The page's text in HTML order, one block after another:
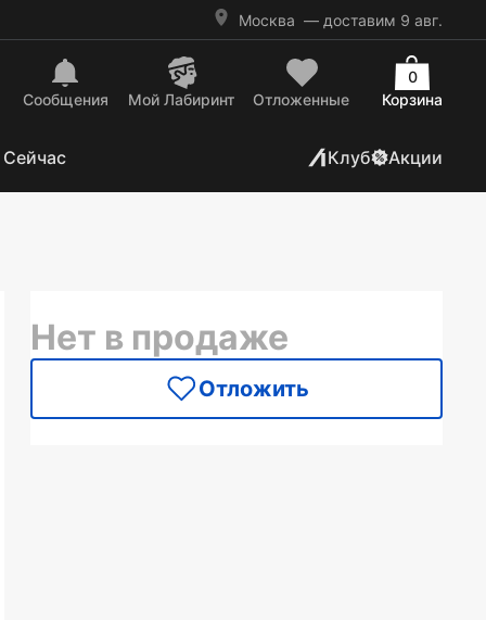
Москва — доставим 9 авг.
Сообщения Mой Лабиринт Отложенные Корзина
0
Клуб Акции
Нет в продаже
Отложить